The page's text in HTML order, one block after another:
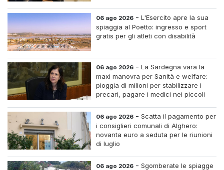
06 ago 2026 -L'Esercito apre la sua
spiaggia al Poetto: ingresso e sport
gratis per gli atleti con disabilità
06 ago 2026 -La Sardegna vara la
maxi manovra per Sanità e welfare:
pioggia di milioni per stabilizzare i
precari, pagare i medici nei piccoli
06 ago 2026 -Scatta il pagamento per
i consiglieri comunali di Alghero:
novanta euro a seduta per le riunioni
di luglio
06 ago 2026 -Sgomberate le spiagge